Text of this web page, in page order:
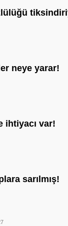
neye yarar!
ihtiyacı var!
sarılmış!